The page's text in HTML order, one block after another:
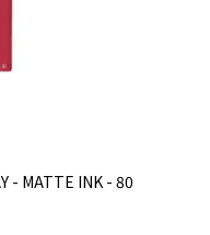
- MATTE INK - 80